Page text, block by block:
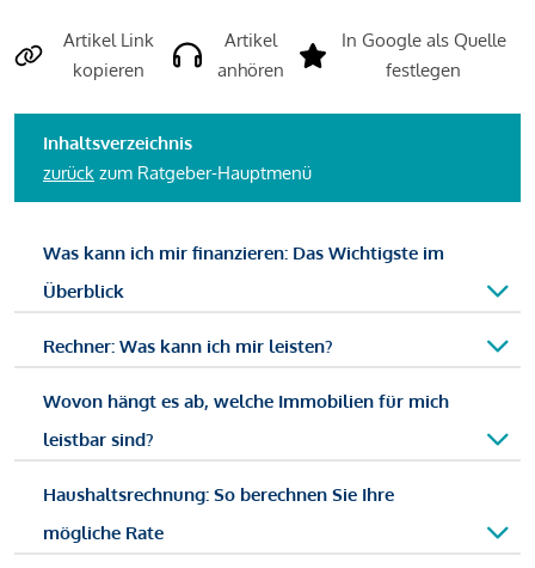
Artikel Link
kopieren
Artikel
anhören
In Google als Quelle
festlegen
Inhaltsverzeichnis
zurück zum Ratgeber-Hauptmenü
Was kann ich mir finanzieren: Das Wichtigste im
Überblick
Rechner: Was kann ich mir leisten?
Wovon hängt es ab, welche Immobilien für mich
leistbar sind?
Haushaltsrechnung: So berechnen Sie Ihre
mögliche Rate